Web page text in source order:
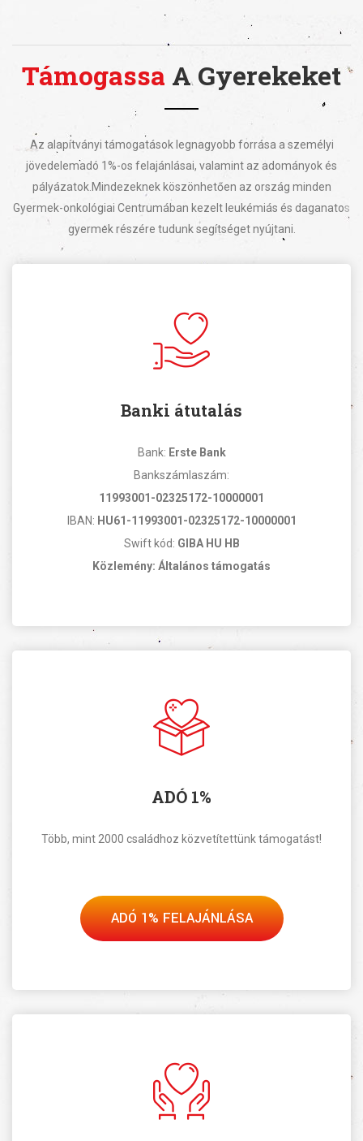
Támogassa A Gyerekeket
Az alapítványi támogatások legnagyobb forrása a személyi
jövedelemadó 1%-os felajánlásai, valamint az adományok és
pályázatok. Mindezeknek köszönhetően az ország minden
Gyermek-onkológiai Centrumában kezelt leukémiás és daganatos
gyermek részére tudunk segítséget nyújtani.
Banki átutalás
Bank: Erste Bank
Bankszámlaszám:
11993001-02325172-10000001
IBAN: HU61-11993001-02325172-10000001
Swift kód: GIBA HU HB
Közlemény: Általános támogatás
ADÓ 1%
Több, mint 2000 családhoz közvetítettünk támogatást!
ADÓ 1% FELAJÁNLÁSA